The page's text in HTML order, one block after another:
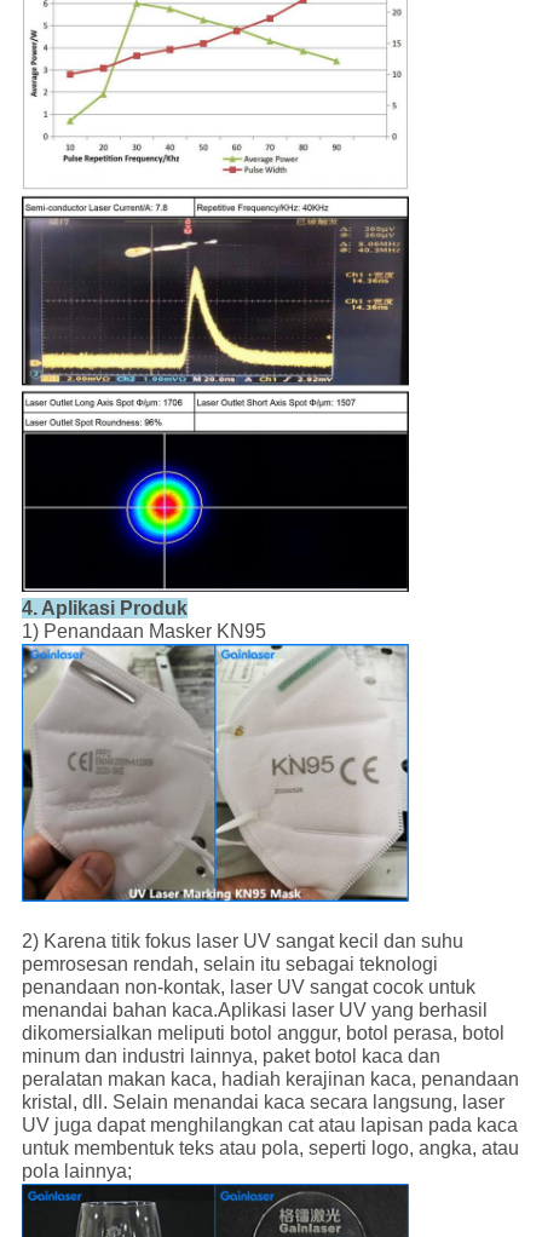
4. Aplikasi Produk
1) Penandaan Masker KN95
2) Karena titik fokus laser UV sangat kecil dan suhu
pemrosesan rendah, selain itu sebagai teknologi
penandaan non-kontak, laser UV sangat cocok untuk
menandai bahan kaca.Aplikasi laser UV yang berhasil
dikomersialkan meliputi botol anggur, botol perasa, botol
minum dan industri lainnya, paket botol kaca dan
peralatan makan kaca, hadiah kerajinan kaca, penandaan
kristal, dll. Selain menandai kaca secara langsung, laser
UV juga dapat menghilangkan cat atau lapisan pada kaca
untuk membentuk teks atau pola, seperti logo, angka, atau
pola lainnya;